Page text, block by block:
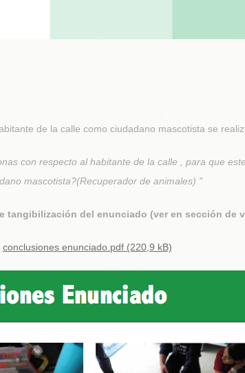
de la calle como ciudadano mascotista se
con respecto al habitante de la calle , para que
mascotista?(Recuperador de animales) "
tangibilización del enunciado (ver en sección de
conclusiones enunciado.pdf (220,9 kB)